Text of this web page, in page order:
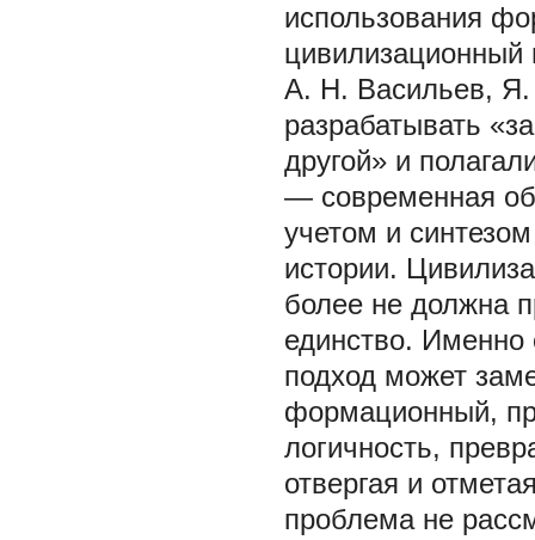
использования
А. Н. Васильев, Я.
разрабатывать
другой» и
— современная
учетом и
истории.
более не должна
единство. Именно
подход может
формационный,
логичность,
отвергая и
проблема не